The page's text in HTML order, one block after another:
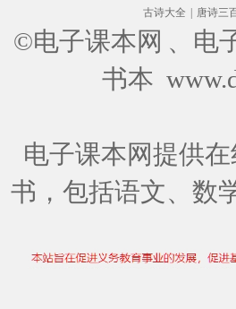
古诗大全
唐诗三
©电子课本网 、电
书本
电子课本网提供在
书，包括语文、数